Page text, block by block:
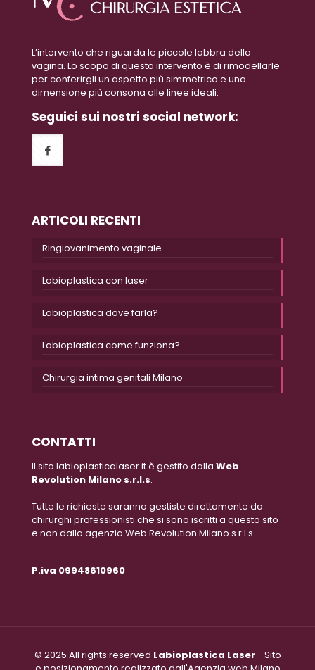
L’intervento che riguarda le piccole labbra della
vagina. Lo scopo di questo intervento è di rimodellarle
per conferirgli un aspetto più simmetrico e una
dimensione più consona alle linee ideali.
Seguici sui nostri social network:
ARTICOLI RECENTI
Ringiovanimento vaginale
Labioplastica con laser
Labioplastica dove farla?
Labioplastica come funziona?
Chirurgia intima genitali Milano
CONTATTI
Il sito labioplasticalaser.it è gestito dalla Web
Revolution Milano s.r.l.s.
Tutte le richieste saranno gestiste direttamente da
chirurghi professionisti che si sono iscritti a questo sito
e non dalla agenzia Web Revolution Milano s.r.l.s.
P.iva 09948610960
© 2025 All rights reserved Labioplastica Laser- Sito